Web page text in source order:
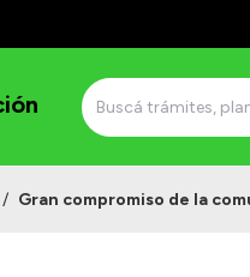
/ Gran compromiso de la